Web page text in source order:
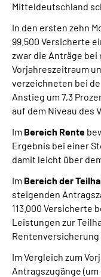
Mitteldeutschland
In den ersten zehn
99.500 Versicherte
zwar die Anträge
Vorjahreszeitraum
verzeichneten bei
Anstieg um 7,3
auf dem Niveau des
Im Bereich Rente
Ergebnis bei einer
damit leicht über
Im Bereich der
steigenden
113.000 Versicherte
Leistungen zur
Im Vergleich zum
Antragszugänge